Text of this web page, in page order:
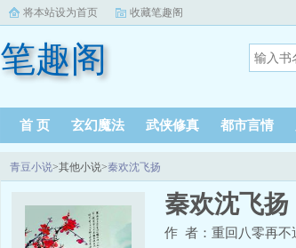
将本站设为首页 收藏笔趣阁
笔趣阁
首 页 玄幻魔法 武侠修真 都市言情
青豆小说>其他小说>秦欢沈飞扬
秦欢沈飞扬
作 者：重回八零再不